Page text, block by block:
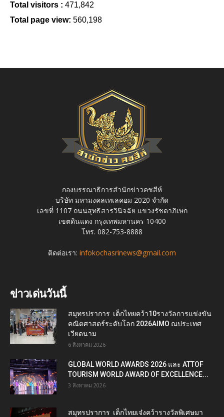
Total visitors : 471,842
Total page view: 560,198
กองบรรณาธิการสำนักข่าวคชสีห์
บริษัท มหามงคลเทเลคอม 2020 จำกัด
เลขที่ 1107 ถนนสุทธิสารวินิจฉัย แขวงรัชดาภิเษก
เขตดินแดง กรุงเทพมหานคร 10400
โทร. 082-753-8888
ติดต่อเรา: infokochasrinews@gmail.com
ข่าวเด่นวันนี้
สมุทรปราการ เด็กไทยคว้า10รางวัลการแข่งขัน
คณิตศาสตร์ระดับโลก 2026AIMO ณประเทศ
เวียดนาม
6 สิงหาคม 2026
GLOBAL WORLD AWARDS 2026 และ ATTOF
TOURISM WORLD AWARD OF EXCELLENCE...
3 สิงหาคม 2026
สมุทรปราการ เด็กไทยเจ๋งคว้ารางวัลพิเศษมา